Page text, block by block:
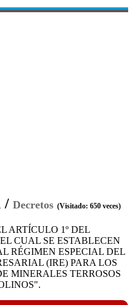
/ Decretos (Visitado: 650 veces)
ARTÍCULO 1º DEL
CUAL SE ESTABLECEN
RÉGIMEN ESPECIAL DEL
(IRE) PARA LOS
MINERALES TERROSOS